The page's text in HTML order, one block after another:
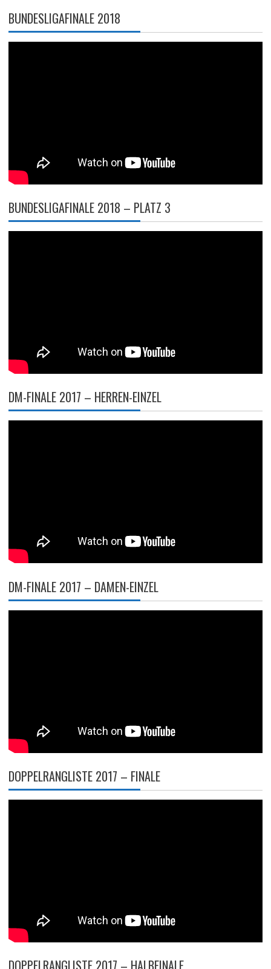
BUNDESLIGAFINALE 2018
BUNDESLIGAFINALE 2018 – PLATZ 3
DM-FINALE 2017 – HERREN-EINZEL
DM-FINALE 2017 – DAMEN-EINZEL
DOPPELRANGLISTE 2017 – FINALE